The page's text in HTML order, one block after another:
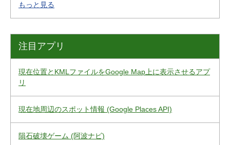
もっと見る
注目アプリ
現在位置とKMLファイルをGoogle Map上に表示させるアプ
リ
現在地周辺のスポット情報 (Google Places API)
隕石破壊ゲーム (阿波ナビ)